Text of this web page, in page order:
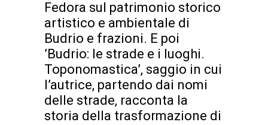
Fedora sul patrimonio storico
artistico e ambientale di
Budrio e frazioni. E poi
’Budrio: le strade e i luoghi.
Toponomastica’, saggio in cui
l’autrice, partendo dai nomi
delle strade, racconta la
storia della trasformazione di